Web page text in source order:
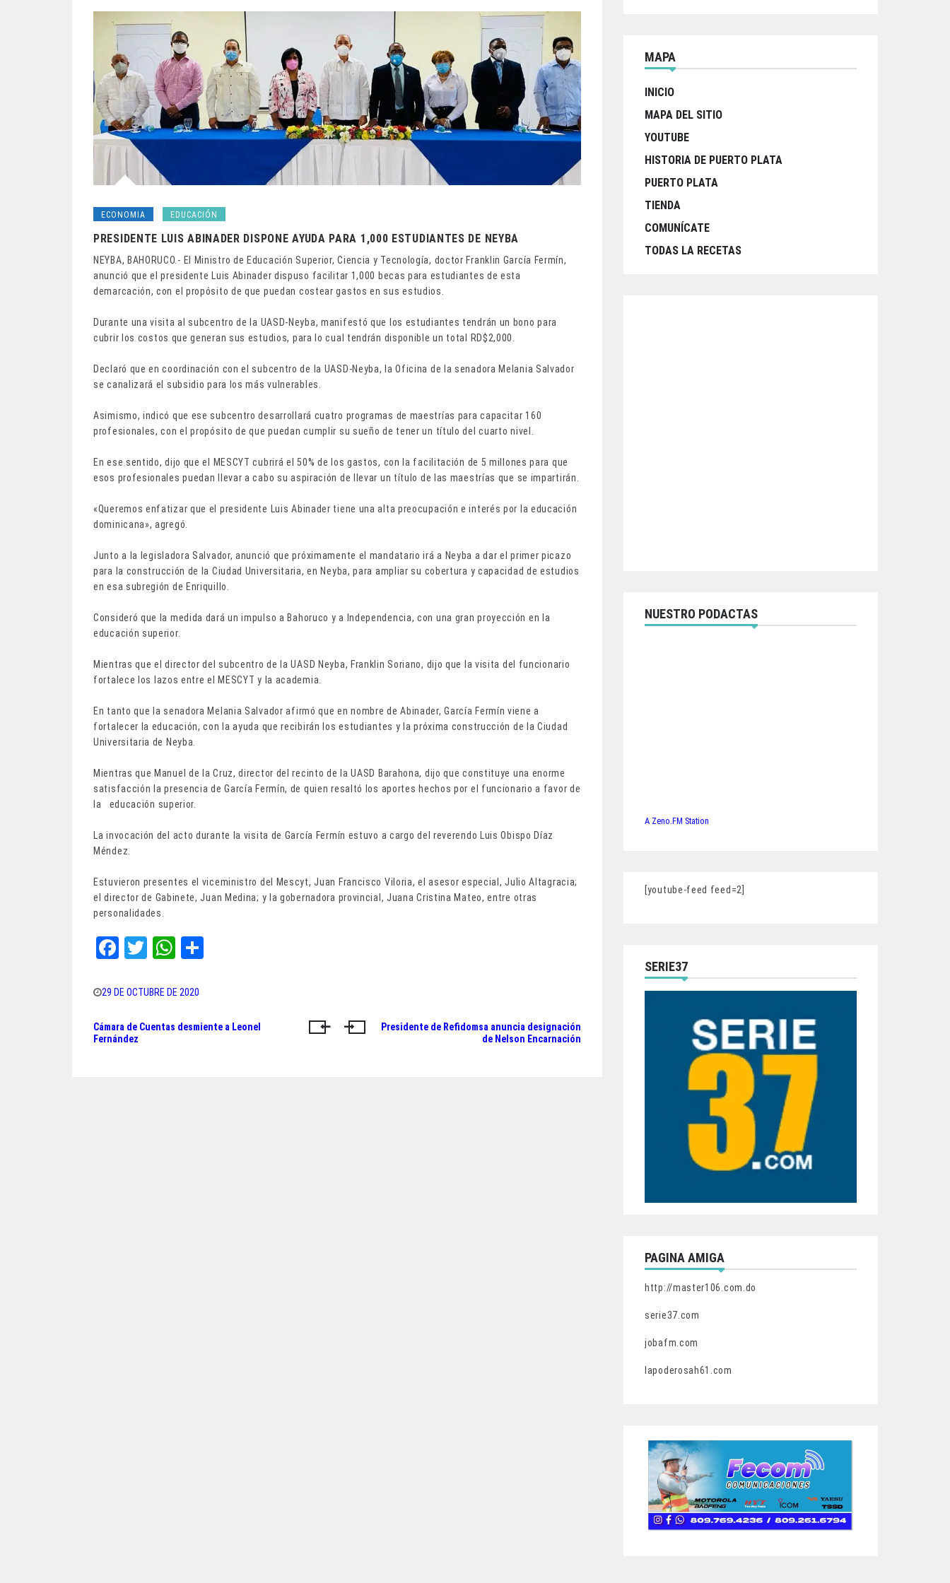
ECONOMIA EDUCACIÓN
PRESIDENTE LUIS ABINADER DISPONE AYUDA PARA 1,000 ESTUDIANTES DE NEYBA
NEYBA, BAHORUCO.- El Ministro de Educación Superior, Ciencia y Tecnología, doctor Franklin García Fermín,
anunció que el presidente Luis Abinader dispuso facilitar 1,000 becas para estudiantes de esta
demarcación, con el propósito de que puedan costear gastos en sus estudios.
Durante una visita al subcentro de la UASD-Neyba, manifestó que los estudiantes tendrán un bono para
cubrir los costos que generan sus estudios, para lo cual tendrán disponible un total RD$2,000.
Declaró que en coordinación con el subcentro de la UASD-Neyba, la Oficina de la senadora Melania Salvador
se canalizará el subsidio para los más vulnerables.
Asimismo, indicó que ese subcentro desarrollará cuatro programas de maestrías para capacitar 160
profesionales, con el propósito de que puedan cumplir su sueño de tener un título del cuarto nivel.
En ese sentido, dijo que el MESCYT cubrirá el 50% de los gastos, con la facilitación de 5 millones para que
esos profesionales puedan llevar a cabo su aspiración de llevar un título de las maestrías que se impartirán.
«Queremos enfatizar que el presidente Luis Abinader tiene una alta preocupación e interés por la educación
dominicana», agregó.
Junto a la legisladora Salvador, anunció que próximamente el mandatario irá a Neyba a dar el primer picazo
para la construcción de la Ciudad Universitaria, en Neyba, para ampliar su cobertura y capacidad de estudios
en esa subregión de Enriquillo.
Consideró que la medida dará un impulso a Bahoruco y a Independencia, con una gran proyección en la
educación superior.
Mientras que el director del subcentro de la UASD Neyba, Franklin Soriano, dijo que la visita del funcionario
fortalece los lazos entre el MESCYT y la academia.
En tanto que la senadora Melania Salvador afirmó que en nombre de Abinader, García Fermín viene a
fortalecer la educación, con la ayuda que recibirán los estudiantes y la próxima construcción de la Ciudad
Universitaria de Neyba.
Mientras que Manuel de la Cruz, director del recinto de la UASD Barahona, dijo que constituye una enorme
satisfacción la presencia de García Fermín, de quien resaltó los aportes hechos por el funcionario a favor de
la educación superior.
La invocación del acto durante la visita de García Fermín estuvo a cargo del reverendo Luis Obispo Díaz
Méndez.
Estuvieron presentes el viceministro del Mescyt, Juan Francisco Viloria, el asesor especial, Julio Altagracia;
el director de Gabinete, Juan Medina; y la gobernadora provincial, Juana Cristina Mateo, entre otras
personalidades.
Fa
bo
ok
T
tt
W
ts
A
pp
29 DE OCTUBRE DE 2020
Navegación
Cámara de Cuentas desmiente a Leonel
Fernández
Presidente de Refidomsa anuncia designación
de Nelson Encarnación
MAPA
INICIO
MAPA DEL SITIO
YOUTUBE
HISTORIA DE PUERTO PLATA
PUERTO PLATA
TIENDA
COMUNÍCATE
TODAS LA RECETAS
NUESTRO PODACTAS
A Zeno.FM Station
[youtube-feed feed=2]
SERIE37
PAGINA AMIGA
http://master106.com.do
serie37.com
jobafm.com
lapoderosah61.com